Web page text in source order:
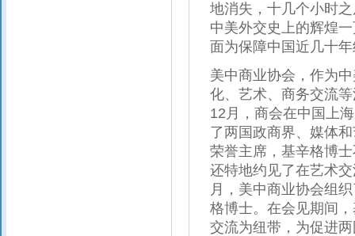
地消失，十几个小时
中美外交史上的辉煌
面为保障中国近几十
美中商业协会，作为
化、艺术、商务交流
12月，商会在中国上
了两国政商界、媒体
荣誉主席，基辛格博
还特地约见了在艺术
月，美中商业协会组
格博士。在会见期间
交流为纽带，为促进